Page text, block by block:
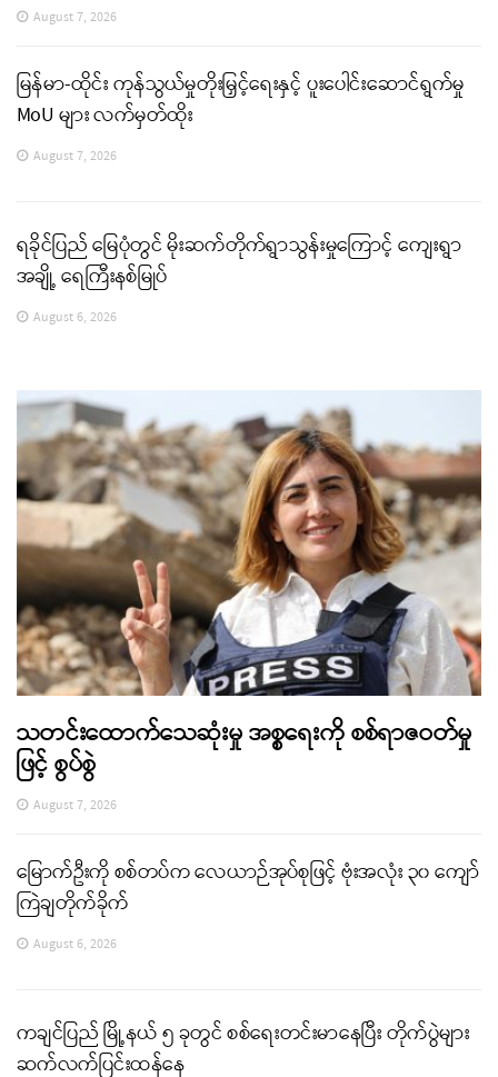
August 7, 2026
မြန်မာ-ထိုင်း ကုန်သွယ်မှုတိုးမြှင့်ရေးနှင့် ပူးပေါင်းဆောင်ရွက်မှု
MoU များ လက်မှတ်ထိုး
August 7, 2026
ရခိုင်ပြည် မြေပုံတွင် မိုးဆက်တိုက်ရွာသွန်းမှုကြောင့် ကျေးရွာ
အချို့ ရေကြီးနစ်မြုပ်
August 6, 2026
သတင်းထောက်သေဆုံးမှု အစ္စရေးကို စစ်ရာဇဝတ်မှု
ဖြင့် စွပ်စွဲ
August 7, 2026
မြောက်ဦးကို စစ်တပ်က လေယာဉ်အုပ်စုဖြင့် ဗုံးအလုံး ၃၀ ကျော်
ကြဲချတိုက်ခိုက်
August 6, 2026
ကချင်ပြည် မြို့နယ် ၅ ခုတွင် စစ်ရေးတင်းမာနေပြီး တိုက်ပွဲများ
ဆက်လက်ပြင်းထန်နေ